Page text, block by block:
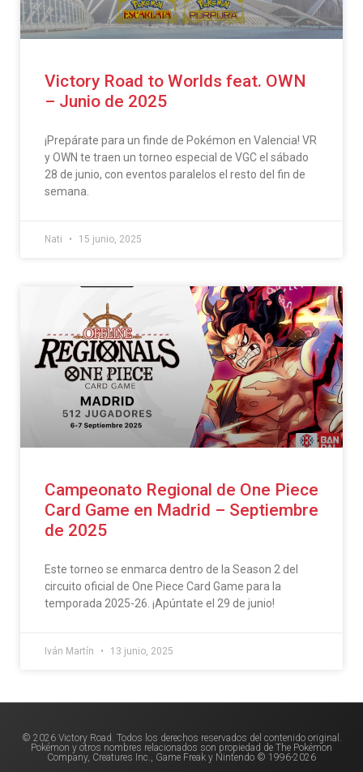
Victory Road to Worlds feat. OWN
– Junio de 2025
¡Prepárate para un finde de Pokémon en Valencia! VR
y OWN te traen un torneo especial de VGC el sábado
28 de junio, con eventos paralelos el resto del fin de
semana.
Nati 15 junio, 2025
Campeonato Regional de One Piece
Card Game en Madrid – Septiembre
de 2025
Este torneo se enmarca dentro de la Season 2 del
circuito oficial de One Piece Card Game para la
temporada 2025-26. ¡Apúntate el 29 de junio!
Iván Martín 13 junio, 2025
© 2026 Victory Road. Todos los derechos reservados del contenido original.
Pokémon y otros nombres relacionados son propiedad de The Pokémon
Company, Creatures Inc., Game Freak y Nintendo © 1996-2026